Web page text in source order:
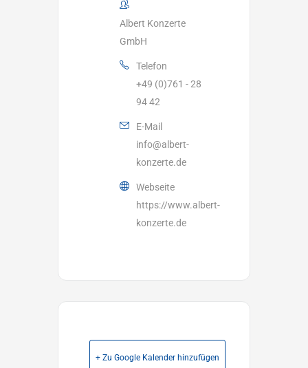
Albert Konzerte
GmbH
Telefon
+49 (0)761 - 28
94 42
E-Mail
info@albert-
konzerte.de
Webseite
https://www.albert-
konzerte.de
+ Zu Google Kalender hinzufügen